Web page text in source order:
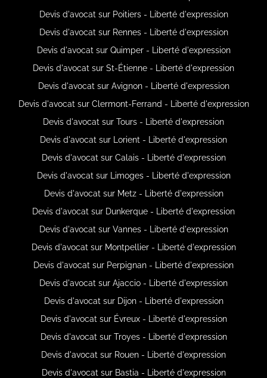
Devis d'avocat sur Poitiers - Liberté d'expression
Devis d'avocat sur Rennes - Liberté d'expression
Devis d'avocat sur Quimper - Liberté d'expression
Devis d'avocat sur St-Étienne - Liberté d'expression
Devis d'avocat sur Avignon - Liberté d'expression
Devis d'avocat sur Clermont-Ferrand - Liberté d'expression
Devis d'avocat sur Tours - Liberté d'expression
Devis d'avocat sur Lorient - Liberté d'expression
Devis d'avocat sur Calais - Liberté d'expression
Devis d'avocat sur Limoges - Liberté d'expression
Devis d'avocat sur Metz - Liberté d'expression
Devis d'avocat sur Dunkerque - Liberté d'expression
Devis d'avocat sur Vannes - Liberté d'expression
Devis d'avocat sur Montpellier - Liberté d'expression
Devis d'avocat sur Perpignan - Liberté d'expression
Devis d'avocat sur Ajaccio - Liberté d'expression
Devis d'avocat sur Dijon - Liberté d'expression
Devis d'avocat sur Évreux - Liberté d'expression
Devis d'avocat sur Troyes - Liberté d'expression
Devis d'avocat sur Rouen - Liberté d'expression
Devis d'avocat sur Bastia - Liberté d'expression